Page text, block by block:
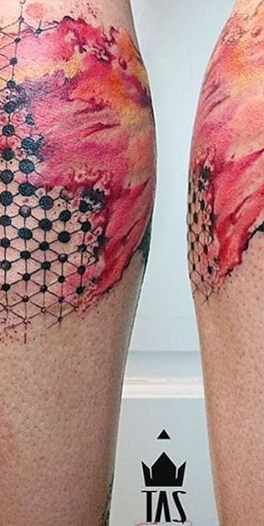
订阅号：laobing66666 打造国
案及手稿 纹身作品 一站搞定！回复相
，中国最强最全纹身图案尽在其中！